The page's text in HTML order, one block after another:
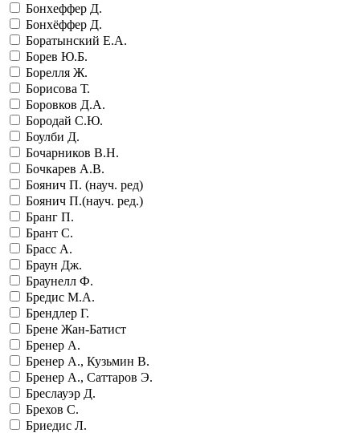
Бонхеффер Д.
Бонхёффер Д.
Боратынский Е.А.
Борев Ю.Б.
Борелля Ж.
Борисова Т.
Боровков Д.А.
Бородай С.Ю.
Боулби Д.
Бочарников В.Н.
Бочкарев А.В.
Боянич П. (науч. ред)
Боянич П.(науч. ред.)
Бранг П.
Брант С.
Брасс А.
Браун Дж.
Браунелл Ф.
Бредис М.А.
Брендлер Г.
Брене Жан-Батист
Бренер А.
Бренер А., Кузьмин В.
Бренер А., Саттаров Э.
Бреслауэр Д.
Брехов С.
Бриедис Л.